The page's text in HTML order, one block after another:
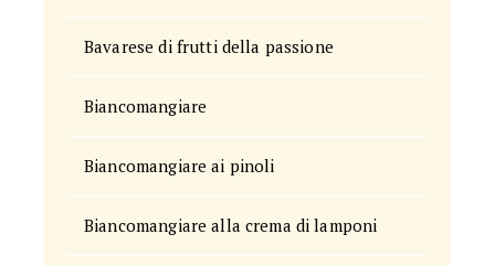
Bavarese di frutti della passione
Biancomangiare
Biancomangiare ai pinoli
Biancomangiare alla crema di lamponi